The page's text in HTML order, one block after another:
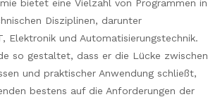
bietet eine Vielzahl von Programmen in
Disziplinen, darunter
Elektronik und Automatisierungstechnik.
so gestaltet, dass er die Lücke zwischen
und praktischer Anwendung schließt,
bestens auf die Anforderungen der